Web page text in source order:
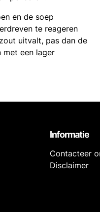
en de soep
te reageren
uitvalt, pas dan de
een lager
Informatie
Contacteer
Disclaimer